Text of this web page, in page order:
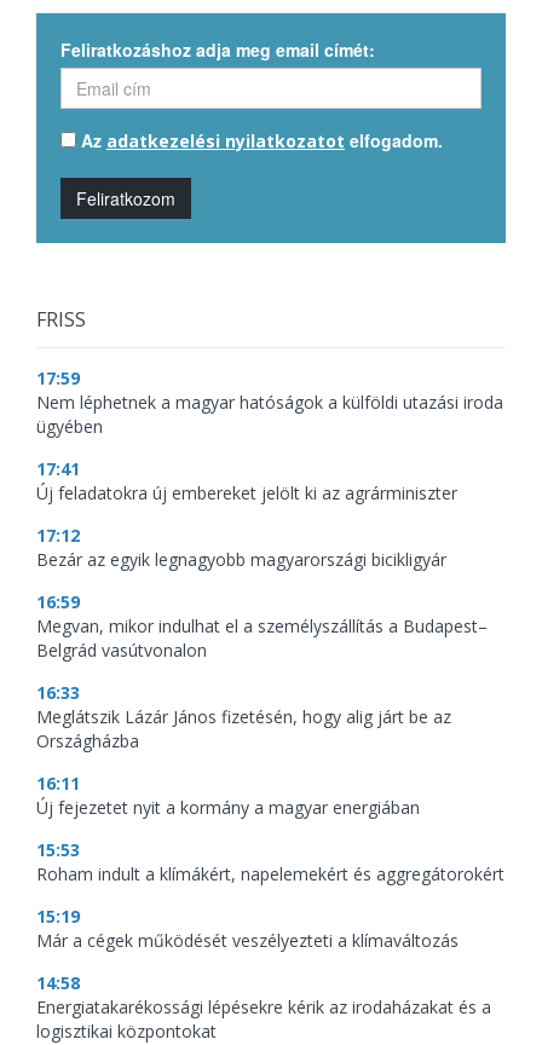
Feliratkozáshoz adja meg email címét:
Az adatkezelési nyilatkozatot elfogadom.
Feliratkozom
FRISS
17:59
Nem léphetnek a magyar hatóságok a külföldi utazási iroda
ügyében
17:41
Új feladatokra új embereket jelölt ki az agrárminiszter
17:12
Bezár az egyik legnagyobb magyarországi bicikligyár
16:59
Megvan, mikor indulhat el a személyszállítás a Budapest–
Belgrád vasútvonalon
16:33
Meglátszik Lázár János fizetésén, hogy alig járt be az
Országházba
16:11
Új fejezetet nyit a kormány a magyar energiában
15:53
Roham indult a klímákért, napelemekért és aggregátorokért
15:19
Már a cégek működését veszélyezteti a klímaváltozás
14:58
Energiatakarékossági lépésekre kérik az irodaházakat és a
logisztikai központokat